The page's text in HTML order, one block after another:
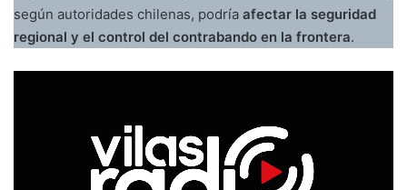
según autoridades chilenas, podría afectar la seguridad
regional y el control del contrabando en la frontera.